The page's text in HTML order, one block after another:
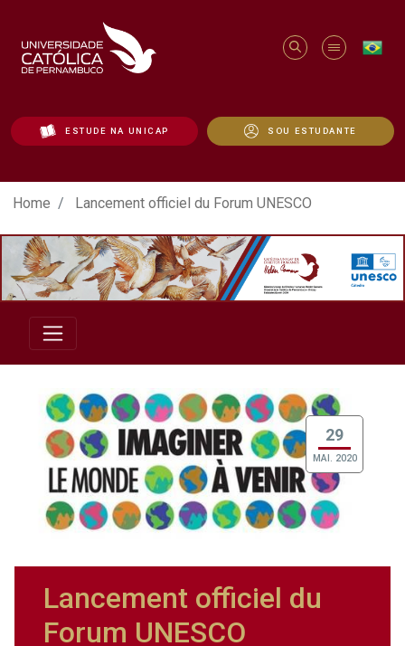
ESTUDE NA UNICAP SOU ESTUDANTE
Lancement officiel du Forum UNESCO -
Home Lancement officiel du Forum UNESCO
29
MAI. 2020
Lancement officiel du
Forum UNESCO